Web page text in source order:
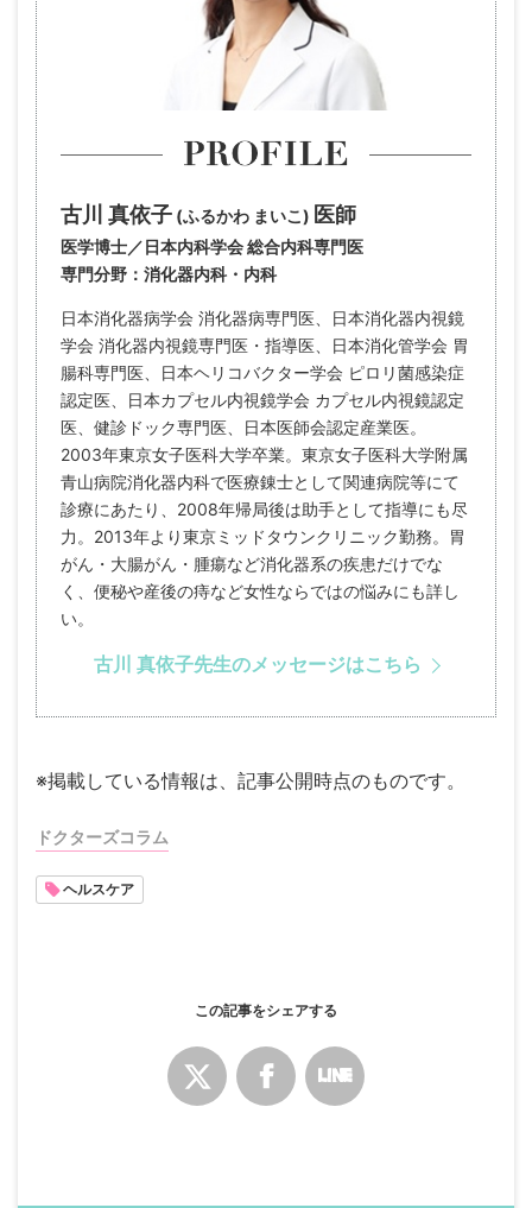
古川 真依子 (ふるかわ まいこ) 医師
医学博士／日本内科学会 総合内科専門医
専門分野：消化器内科・内科
日本消化器病学会 消化器病専門医、日本消化器内視鏡
学会 消化器内視鏡専門医・指導医、日本消化管学会 胃
腸科専門医、日本ヘリコバクター学会 ピロリ菌感染症
認定医、日本カプセル内視鏡学会 カプセル内視鏡認定
医、健診ドック専門医、日本医師会認定産業医。
2003年東京女子医科大学卒業。東京女子医科大学附属
青山病院消化器内科で医療錬士として関連病院等にて
診療にあたり、2008年帰局後は助手として指導にも尽
力。2013年より東京ミッドタウンクリニック勤務。胃
がん・大腸がん・腫瘍など消化器系の疾患だけでな
く、便秘や産後の痔など女性ならではの悩みにも詳し
い。
古川 真依子先生のメッセージはこちら
※掲載している情報は、記事公開時点のものです。
ドクターズコラム
ヘルスケア
この記事をシェアする